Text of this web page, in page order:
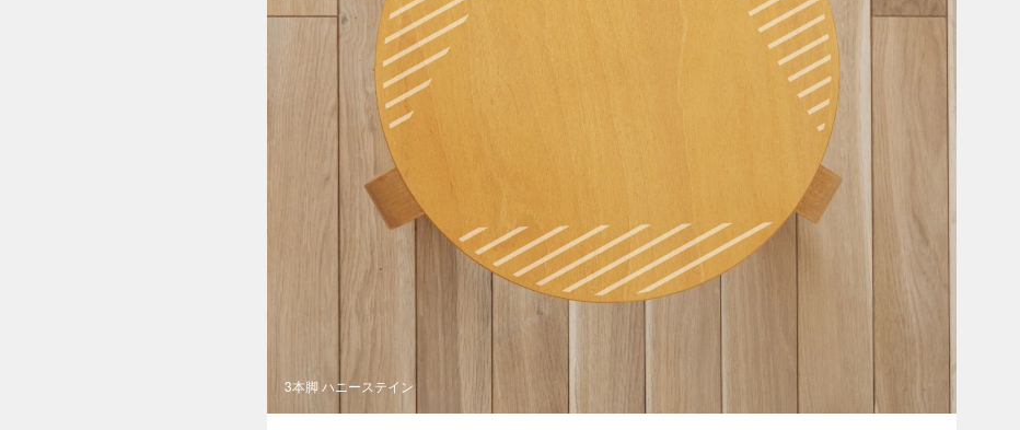
3本脚 ハニーステイン